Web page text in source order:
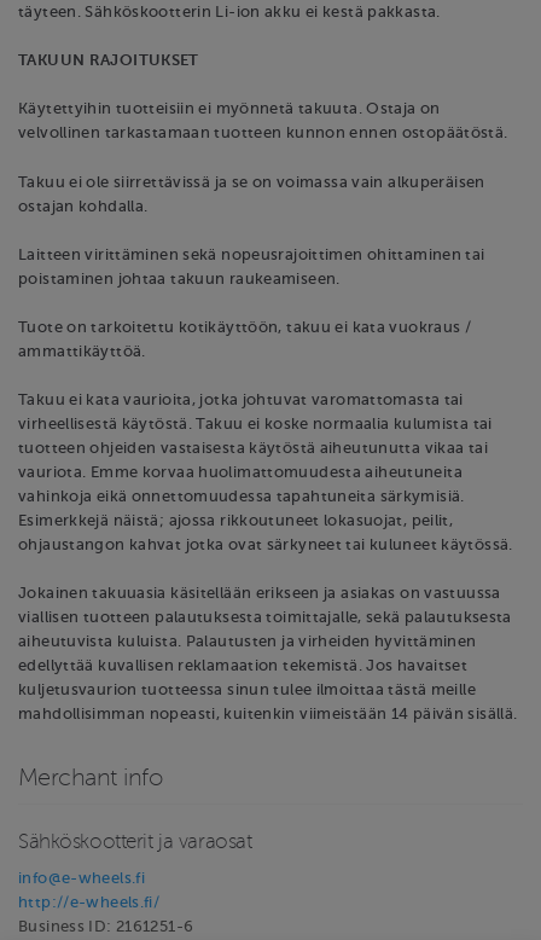
täyteen. Sähköskootterin Li-ion akku ei kestä pakkasta.
TAKUUN RAJOITUKSET
Käytettyihin tuotteisiin ei myönnetä takuuta. Ostaja on
velvollinen tarkastamaan tuotteen kunnon ennen ostopäätöstä.
Takuu ei ole siirrettävissä ja se on voimassa vain alkuperäisen
ostajan kohdalla.
Laitteen virittäminen sekä nopeusrajoittimen ohittaminen tai
poistaminen johtaa takuun raukeamiseen.
Tuote on tarkoitettu kotikäyttöön, takuu ei kata vuokraus /
ammattikäyttöä.
Takuu ei kata vaurioita, jotka johtuvat varomattomasta tai
virheellisestä käytöstä. Takuu ei koske normaalia kulumista tai
tuotteen ohjeiden vastaisesta käytöstä aiheutunutta vikaa tai
vauriota. Emme korvaa huolimattomuudesta aiheutuneita
vahinkoja eikä onnettomuudessa tapahtuneita särkymisiä.
Esimerkkejä näistä; ajossa rikkoutuneet lokasuojat, peilit,
ohjaustangon kahvat jotka ovat särkyneet tai kuluneet käytössä.
Jokainen takuuasia käsitellään erikseen ja asiakas on vastuussa
viallisen tuotteen palautuksesta toimittajalle, sekä palautuksesta
aiheutuvista kuluista. Palautusten ja virheiden hyvittäminen
edellyttää kuvallisen reklamaation tekemistä. Jos havaitset
kuljetusvaurion tuotteessa sinun tulee ilmoittaa tästä meille
mahdollisimman nopeasti, kuitenkin viimeistään 14 päivän sisällä.
Merchant info
Sähköskootterit ja varaosat
info@e-wheels.fi
http://e-wheels.fi/
Business ID: 2161251-6